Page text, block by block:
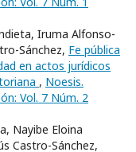
Iruma Alfonso-
Sánchez, Fe pública
en actos jurídicos
, Noesis.
Vol. 7 Núm. 2
Nayibe Eloina
Castro-Sánchez,